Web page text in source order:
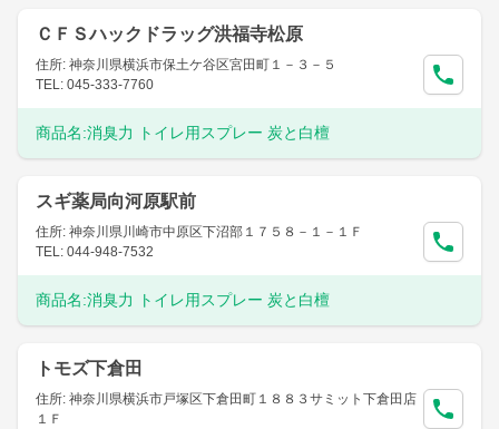
ＣＦＳハックドラッグ洪福寺松原
住所: 神奈川県横浜市保土ケ谷区宮田町１－３－５
TEL: 045-333-7760
商品名:消臭力 トイレ用スプレー 炭と白檀
スギ薬局向河原駅前
住所: 神奈川県川崎市中原区下沼部１７５８－１－１Ｆ
TEL: 044-948-7532
商品名:消臭力 トイレ用スプレー 炭と白檀
トモズ下倉田
住所: 神奈川県横浜市戸塚区下倉田町１８８３サミット下倉田店
１Ｆ